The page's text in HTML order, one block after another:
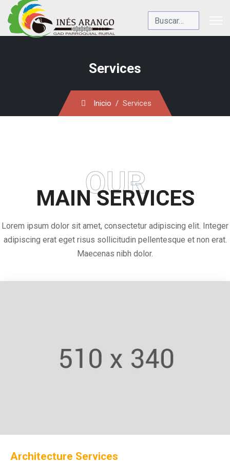
Buscar
Services
Inicio Services
OUR
MAIN SERVICES
Lorem ipsum dolor sit amet, consectetur adipiscing elit. Integer
adipiscing erat eget risus sollicitudin pellentesque et non erat.
Maecenas nibh dolor.
Architecture Services